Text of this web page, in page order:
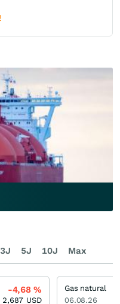
3J 5J 10J Max
-4,68%
2,687 USD
Gas natural
06.08.26